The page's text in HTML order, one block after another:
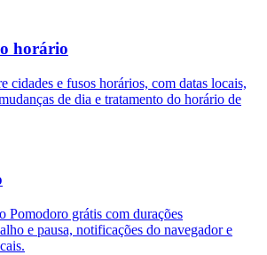
horário
cidades e fusos horários, com datas locais,
de dia e tratamento do horário de
Pomodoro grátis com durações
e pausa, notificações do navegador e